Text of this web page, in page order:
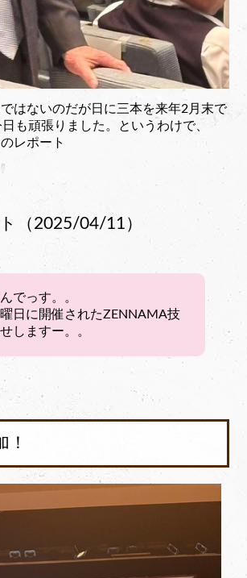
はないのだが日に三本を来年2月末で
も頑張りました。というわけで、
レポート
（2025/04/11）
でっす。。
日に開催されたZENNAMA技
しますー。。